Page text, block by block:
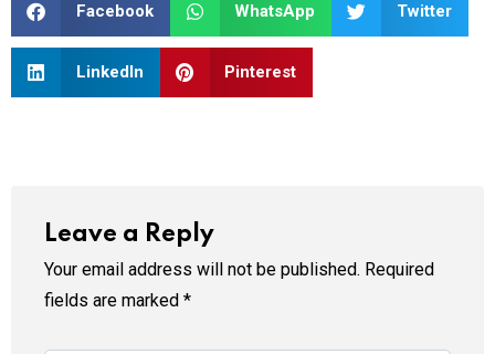
Facebook WhatsApp Twitter
LinkedIn Pinterest
Leave a Reply
Your email address will not be published. Required
fields are marked *